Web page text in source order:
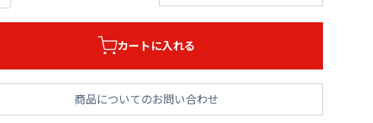
カートに入れる
商品についてのお問い合わせ